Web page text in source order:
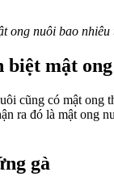
ong nuôi bao nhiêu
biệt mật
cũng có mật ong
ra đó là mật ong
gà